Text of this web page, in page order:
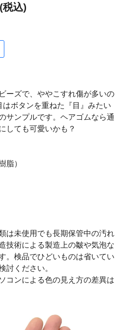
税込)
ーズで、ややこすれ傷が多いの
ボタンを重ねた『目』みたい
サンプルです。ヘアゴムなら通
しても可愛いかも？
脂）
は未使用でも長期保管中の汚れ
技術による製造上の皺や気泡な
。検品でひどいものは省いてい
討ください。
コンによる色の見え方の差異は